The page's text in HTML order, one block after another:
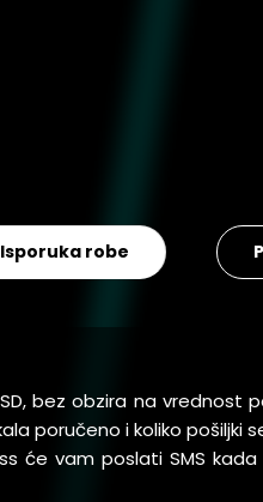
Isporuka robe
bez obzira na vrednost
poručeno i koliko
će vam poslati SMS